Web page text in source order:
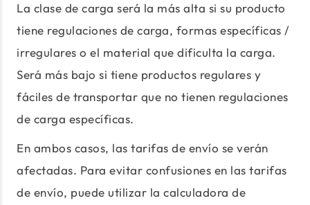
La clase de carga será la más alta si su producto
tiene regulaciones de carga, formas específicas /
irregulares o el material que dificulta la carga.
Será más bajo si tiene productos regulares y
fáciles de transportar que no tienen regulaciones
de carga específicas.
En ambos casos, las tarifas de envío se verán
afectadas. Para evitar confusiones en las tarifas
de envío, puede utilizar la calculadora de